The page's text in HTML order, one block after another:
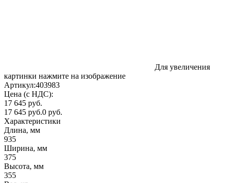
Для увеличения
картинки нажмите на изображение
Артикул:403983
Цена (с НДС):
17 645 руб.
17 645 руб.0 руб.
Характеристики
Длина, мм
935
Ширина, мм
375
Высота, мм
355